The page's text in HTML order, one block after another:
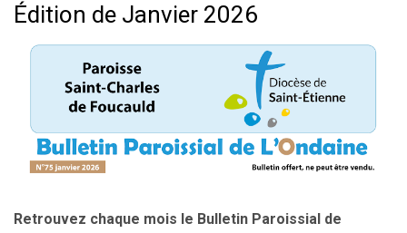
Édition de Janvier 2026
Retrouvez chaque mois le Bulletin Paroissial de